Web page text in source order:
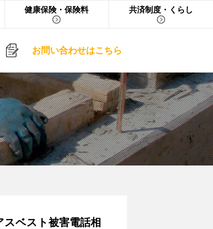
健康保険・保険料 共済制度・くらし
お問い合わせはこちら
ベスト被害電話相